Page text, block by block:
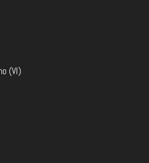
(VI)